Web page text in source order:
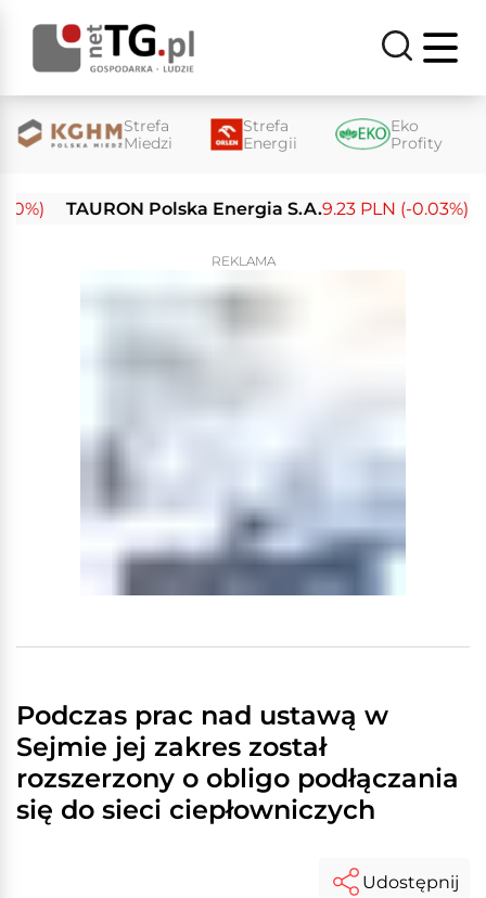
Strefa
Miedzi
Strefa
Energii
Eko
Profity
TAURON Polska Energia S.A.9.23 PLN (-0.03%)
REKLAMA
Podczas prac nad ustawą w
Sejmie jej zakres został
rozszerzony o obligo podłączania
się do sieci ciepłowniczych
Udostępnij